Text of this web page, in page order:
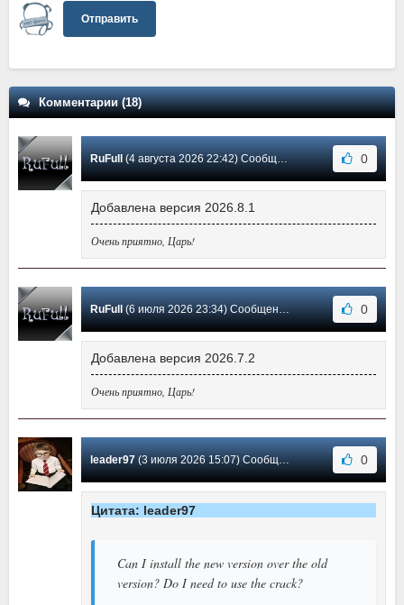
Отправить
Комментарии (18)
RuFull(4 августа 2026 22:42) Сообщение #18 0
Добавлена версия 2026.8.1
Очень приятно, Царь!
RuFull(6 июля 2026 23:34) Сообщение #17 0
Добавлена версия 2026.7.2
Очень приятно, Царь!
leader97(3 июля 2026 15:07) Сообщение #16 0
Цитата: leader97
Can I install the new version over the old
version? Do I need to use the crack?